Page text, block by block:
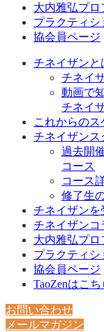
大内雅弘プロ
プラクティシ
協会員ページ
チネイザンと
チネイ
動画で
チネイ
これからの
チネイザンス
過去開
コース
コース
修了生
チネイザンを
チネイザンコ
大内雅弘プロ
プラクティシ
協会員ページ
TaoZenはこち
お問い合わせ
メールマガジン